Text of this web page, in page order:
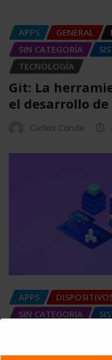
APPS GENERAL
SIN CATEGORÍA
TECNOLOGÍA
Git: La
el desarrollo
Carlos Conde
APPS
SIN CATEGORÍA
SIEM: El